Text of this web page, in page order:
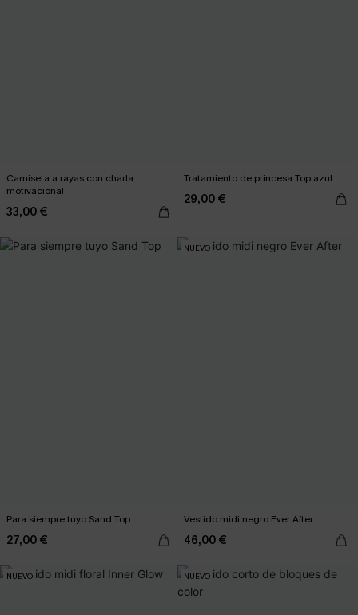
Camiseta a rayas con charla
motivacional
33,00 €
Tratamiento de princesa Top azul
29,00 €
Para siempre tuyo Sand Top
27,00 €
NUEVO
Vestido midi negro Ever After
46,00 €
NUEVO NUEVO